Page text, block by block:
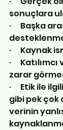
sonuçlara
·      Başka
·      Kaynak
·
zarar
·      Etik ile
gibi pek çok
verinin